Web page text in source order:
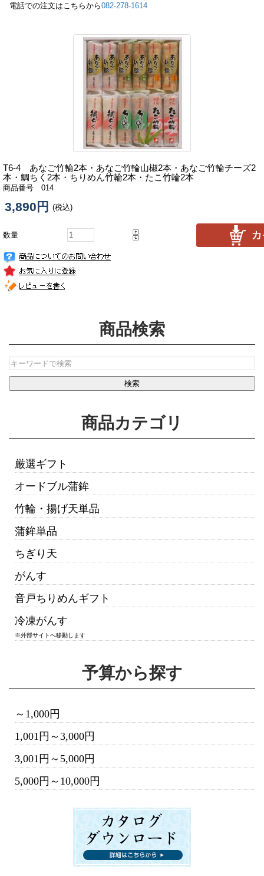
電話での注文はこちらから082-278-1614
T6-4 あなご竹輪2本・あなご竹輪山椒2本・あなご竹輪チーズ2
本・鯛ちく2本・ちりめん竹輪2本・たこ竹輪2本
商品番号 014
3,890円 (税込)
数量
商品検索
商品カテゴリ
厳選ギフト
オードブル蒲鉾
竹輪・揚げ天単品
蒲鉾単品
ちぎり天
がんす
音戸ちりめんギフト
冷凍がんす
※外部サイトへ移動します
予算から探す
～1,000円
1,001円～3,000円
3,001円～5,000円
5,000円～10,000円